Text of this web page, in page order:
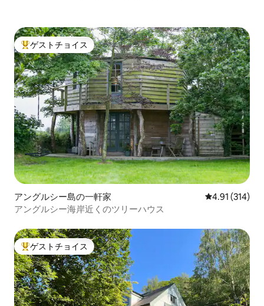
大好評のゲストチョイスです。
ゲストチョイス
アングルシー島の一軒家 レビュー314
4.91 (314)
アングルシー海岸近くのツリーハウス
大好評のゲストチョイスです。
ゲストチョイス